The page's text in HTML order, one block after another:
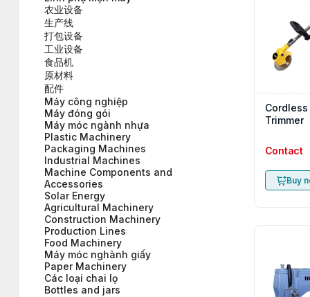
农业设备
生产线
打包设备
工业设备
食品机
原材料
配件
Máy công nghiệp
Máy đóng gói
Máy móc ngành nhựa
Plastic Machinery
Packaging Machines
Industrial Machines
Machine Components and
Accessories
Solar Energy
Agricultural Machinery
Construction Machinery
Production Lines
Food Machinery
Máy móc nghành giấy
Paper Machinery
Các loại chai lọ
Bottles and jars
Trimmer
Contact
Buy